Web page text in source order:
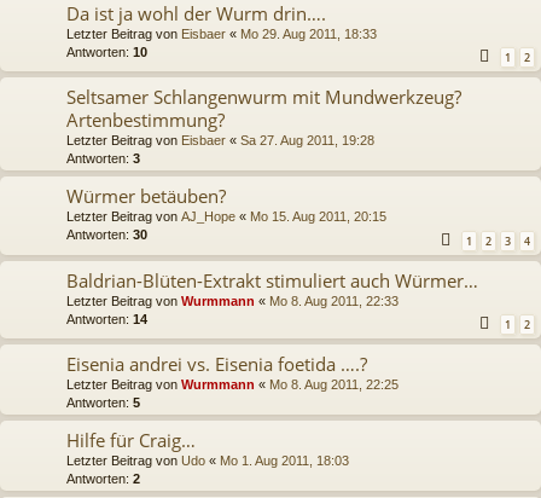
Da ist ja wohl der Wurm drin….
Letzter Beitrag von Eisbaer « Mo 29. Aug 2011, 18:33
Antworten: 10 1 2
Seltsamer Schlangenwurm mit Mundwerkzeug?
Artenbestimmung?
Letzter Beitrag von Eisbaer « Sa 27. Aug 2011, 19:28
Antworten: 3
Würmer betäuben?
Letzter Beitrag von AJ_Hope « Mo 15. Aug 2011, 20:15
Antworten: 30 1 2 3 4
Baldrian-Blüten-Extrakt stimuliert auch Würmer…
Letzter Beitrag von Wurmmann « Mo 8. Aug 2011, 22:33
Antworten: 14 1 2
Eisenia andrei vs. Eisenia foetida ….?
Letzter Beitrag von Wurmmann « Mo 8. Aug 2011, 22:25
Antworten: 5
Hilfe für Craig…
Letzter Beitrag von Udo « Mo 1. Aug 2011, 18:03
Antworten: 2